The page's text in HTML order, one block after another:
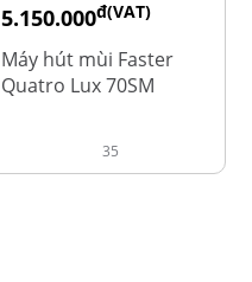
5.150.000đ(VAT)
9.700.000
Máy hút mùi Faster
Quatro Lux 70SM
35